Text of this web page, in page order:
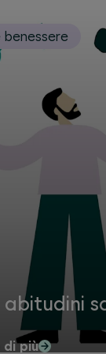
benessere
di più